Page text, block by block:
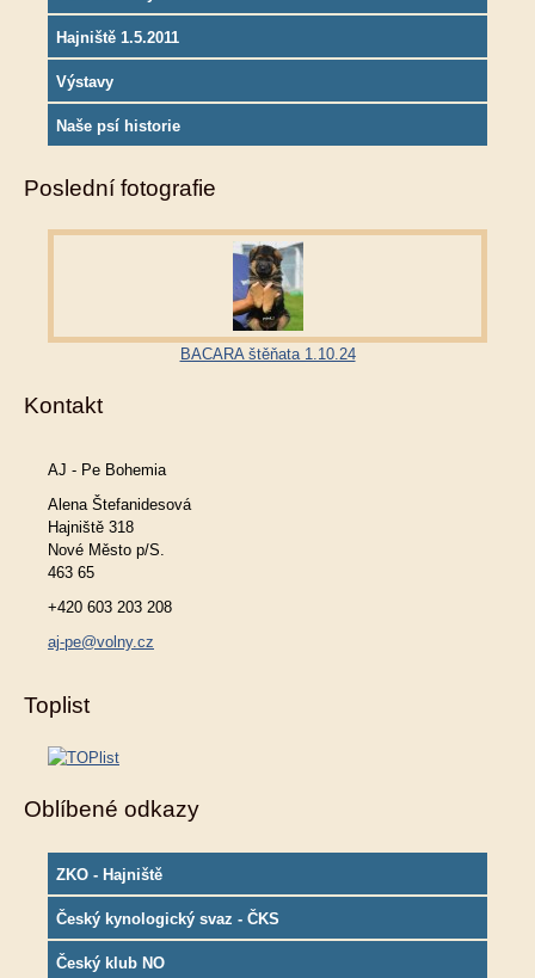
Hajniště 1.5.2011
Výstavy
Naše psí historie
Poslední fotografie
BACARA štěňata 1.10.24
Kontakt
AJ - Pe Bohemia
Alena Štefanidesová
Hajniště 318
Nové Město p/S.
463 65
+420 603 203 208
aj-pe@volny.cz
Toplist
Oblíbené odkazy
ZKO - Hajniště
Český kynologický svaz - ČKS
Český klub NO